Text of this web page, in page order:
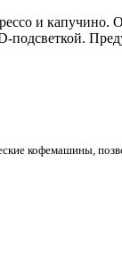
и капучино.
кофемашины,